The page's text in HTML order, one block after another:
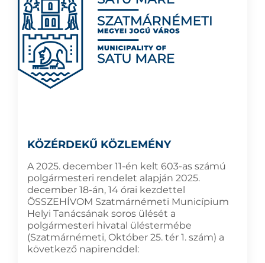
KÖZÉRDEKŰ KÖZLEMÉNY
A 2025. december 11-én kelt 603-as számú
polgármesteri rendelet alapján 2025.
december 18-án, 14 órai kezdettel
ÖSSZEHÍVOM Szatmárnémeti Municípium
Helyi Tanácsának soros ülését a
polgármesteri hivatal üléstermébe
(Szatmárnémeti, Október 25. tér 1. szám) a
következő napirenddel: